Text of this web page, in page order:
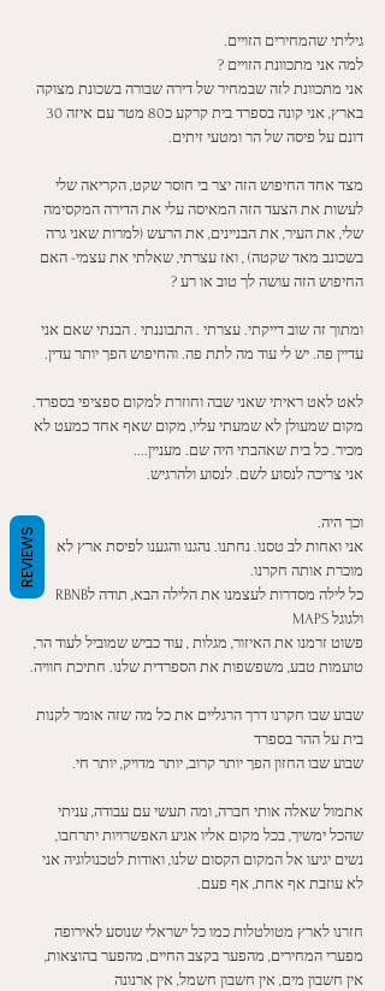
גיליתי שהמחירים הזויים.
למה אני מתכוונת הזויים ?
אני מתכוונת לזה שבמחיר של דירה שבורה בשכונת מצוקה
דונם על פיסה של הר ומטעי זיתים.
מצד אחד החיפוש הזה יצר בי חוסר שקט, הקריאה שלי
לעשות את הצעד הזה המאיסה עלי את הדירה המקסימה
שלי, את העיר, את הבניינים, את הרעש (למרות שאני גרה
בשכונב מאד שקטה) , ואז עצרתי, שאלתי את עצמי- האם
החיפוש הזה עושה לך טוב או רע ?
ומתוך זה שוב דייקתי. עצרתי . התבוננתי . הבנתי שאם אני
עדיין פה. יש לי עוד מה לתת פה. והחיפוש הפך יותר עדין.
לאט לאט ראיתי שאני שבה וחוזרת למקום ספציפי בספרד.
מקום שמעולן לא שמעתי עליו, מקום שאף אחד כמעט לא
מכיר. כל בית שאהבתי היה שם. מעניין....
אני צריכה לנסוע לשם. לנסוע ולהרגיש.
וכך היה.
אני ואחות לב טסנו. נחתנו. נהגנו והגענו לפיסת ארץ לא
מוכרת אותה חקרנו.
ולגוגל MAPS
פשוט זרמנו את האיזור, מגלות , עוד כביש שמוביל לעוד הר,
טועמות טבע, משפשפות את הספרדית שלנו. חתיכת חוויה.
שבוע שבו חקרנו דרך הרגליים את כל מה שזה אומר לקנות
בית על ההר בספרד
שבוע שבו החזון הפך יותר קרוב, יותר מדויק, יותר חי.
אתמול שאלה אותי חברה, ומה תעשי עם עבודה, עניתי
שהכל ימשיך, בכל מקום אליו אגיע האפשרויות יתרחבו,
נשים יגיעו אל המקום הקסום שלנו, ואודות לטכנולוגיה אני
לא עוזבת אף אחת, אף פעם.
חזרנו לארץ מטולטלות כמו כל ישראלי שנוסע לאירופה
מפערי המחירים, מהפער בקצב החיים, מהפער בהוצאות,
אין חשבון מים, אין חשבון חשמל, אין ארנונה
REVIEWS